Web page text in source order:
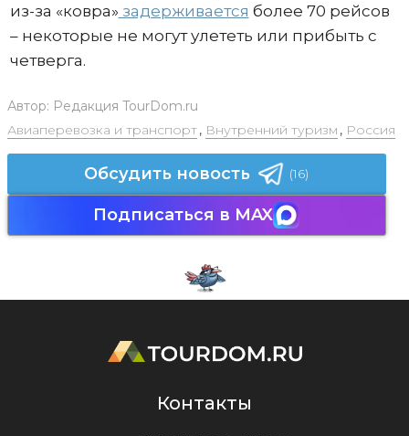
из-за «ковра» задерживается более 70 рейсов
– некоторые не могут улететь или прибыть с
четверга.
Автор: Редакция TourDom.ru
Авиаперевозка и транспорт, Внутренний туризм , Россия
Обсудить новость (16)
Подписаться в MAX
Контакты